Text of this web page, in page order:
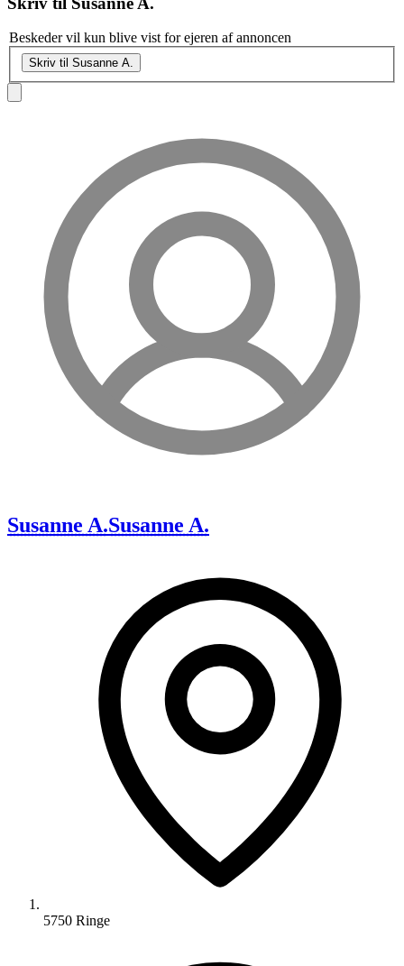
Beskeder vil kun blive vist for ejeren af annoncen
Skriv til Susanne A.
Susanne A.Susanne A.
5750 Ringe